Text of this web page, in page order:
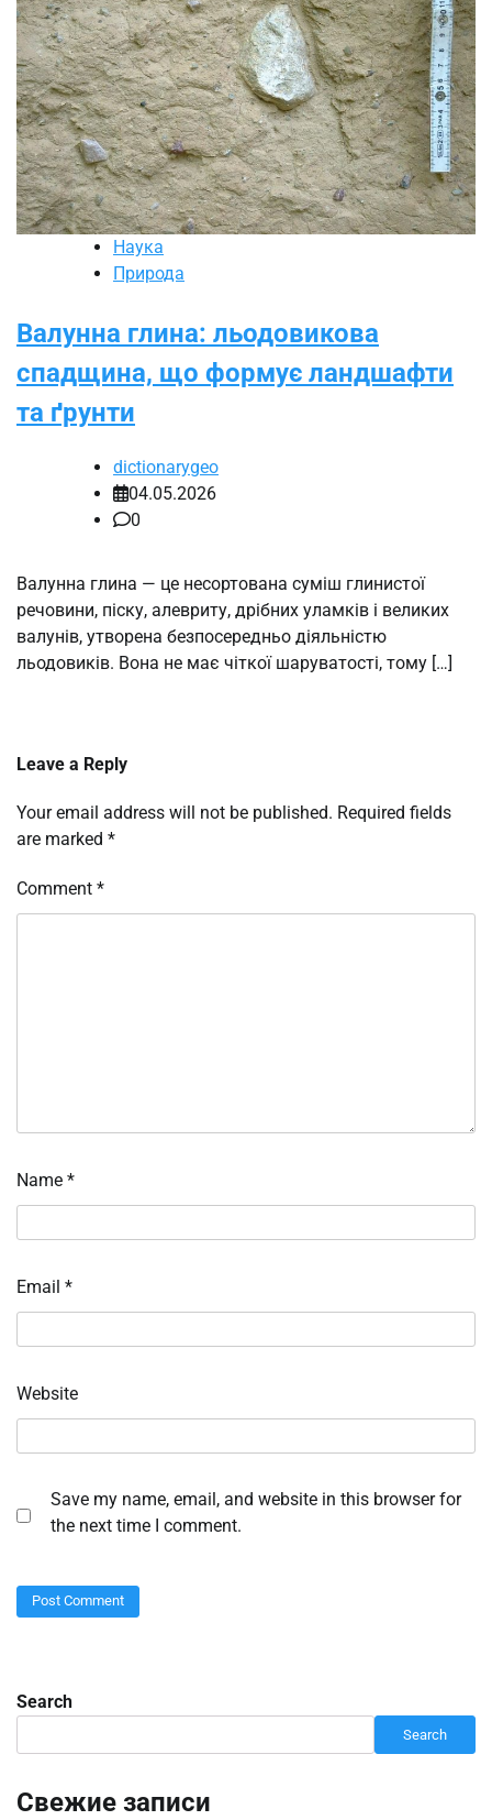
Наука
Природа
Валунна глина: льодовикова
спадщина, що формує ландшафти
та ґрунти
dictionarygeo
04.05.2026
0
Валунна глина — це несортована суміш глинистої
речовини, піску, алевриту, дрібних уламків і великих
валунів, утворена безпосередньо діяльністю
льодовиків. Вона не має чіткої шаруватості, тому […]
Leave a Reply
Your email address will not be published. Required fields
are marked *
Comment *
Name *
Email *
Website
Save my name, email, and website in this browser for
the next time I comment.
Search
Search
Свежие записи